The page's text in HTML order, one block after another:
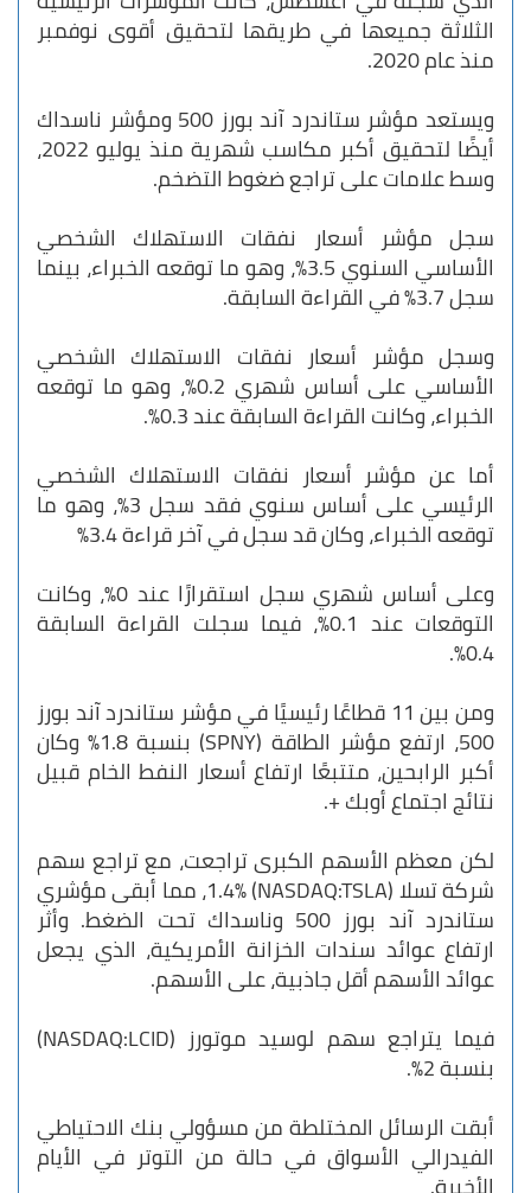
الثلاثة جميعها في طريقها لتحقيق أقوى نوفمبر
منذ عام 2020.
ويستعد مؤشر ستاندرد آند بورز 500 ومؤشر ناسداك
أيضًا لتحقيق أكبر مكاسب شهرية منذ يوليو 2022،
وسط علامات على تراجع ضغوط التضخم.
سجل مؤشر أسعار نفقات الاستهلاك الشخصي
الأساسي السنوي 3.5%، وهو ما توقعه الخبراء، بينما
سجل 3.7% في القراءة السابقة.
وسجل مؤشر أسعار نفقات الاستهلاك الشخصي
الأساسي على أساس شهري 0.2%، وهو ما توقعه
الخبراء، وكانت القراءة السابقة عند 0.3%.
أما عن مؤشر أسعار نفقات الاستهلاك الشخصي
الرئيسي على أساس سنوي فقد سجل 3%، وهو ما
توقعه الخبراء، وكان قد سجل في آخر قراءة 3.4%
وعلى أساس شهري سجل استقرارًا عند 0%، وكانت
التوقعات عند 0.1%، فيما سجلت القراءة السابقة
0.4%.
ومن بين 11 قطاعًا رئيسيًا في مؤشر ستاندرد آند بورز
500، ارتفع مؤشر الطاقة (SPNY) بنسبة 1.8٪ وكان
أكبر الرابحين، متتبعًا ارتفاع أسعار النفط الخام قبيل
نتائج اجتماع أوبك +.
لكن معظم الأسهم الكبرى تراجعت، مع تراجع سهم
شركة تسلا (NASDAQ:TSLA) 1.4%، مما أبقى مؤشري
ستاندرد آند بورز 500 وناسداك تحت الضغط. وأثر
ارتفاع عوائد سندات الخزانة الأمريكية، الذي يجعل
عوائد الأسهم أقل جاذبية، على الأسهم.
فيما يتراجع سهم لوسيد موتورز (NASDAQ:LCID)
بنسبة 2%.
أبقت الرسائل المختلطة من مسؤولي بنك الاحتياطي
الفيدرالي الأسواق في حالة من التوتر في الأيام